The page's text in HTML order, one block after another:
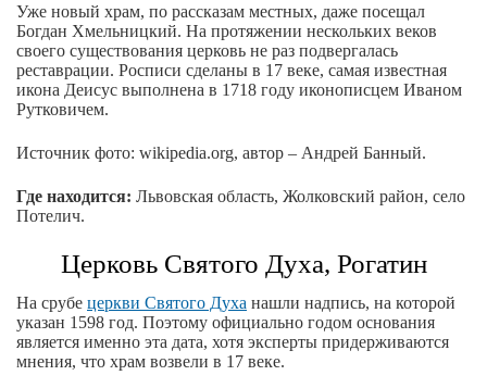
Уже новый храм, по рассказам местных, даже посещал
Богдан Хмельницкий. На протяжении нескольких веков
своего существования церковь не раз подвергалась
реставрации. Росписи сделаны в 17 веке, самая известная
икона Деисус выполнена в 1718 году иконописцем Иваном
Рутковичем.
Источник фото: wikipedia.org, автор – Андрей Банный.
Где находится: Львовская область, Жолковский район, село
Потелич.
Церковь Святого Духа, Рогатин
На срубе церкви Святого Духа нашли надпись, на которой
указан 1598 год. Поэтому официально годом основания
является именно эта дата, хотя эксперты придерживаются
мнения, что храм возвели в 17 веке.